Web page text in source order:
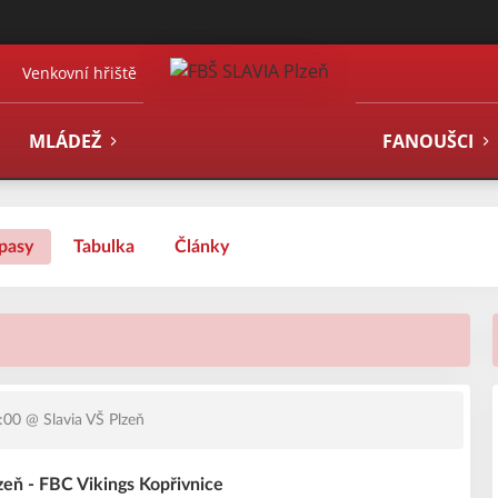
Venkovní hřiště
MLÁDEŽ FANOUŠCI
Tabulka Články
@ Slavia VŠ Plzeň
- FBC Vikings Kopřivnice